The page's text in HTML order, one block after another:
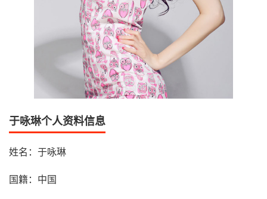
于咏琳个人资料信息
姓名：于咏琳
国籍：中国